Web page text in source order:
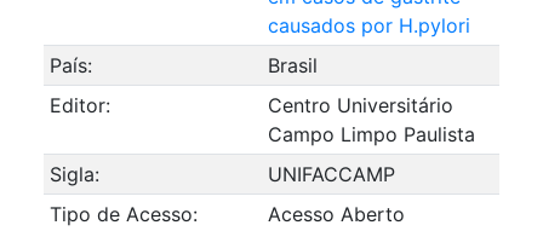
causados por H.pylori
País:
Brasil
Editor:
Centro Universitário
Campo Limpo Paulista
Sigla:
UNIFACCAMP
Tipo de Acesso:
Acesso Aberto